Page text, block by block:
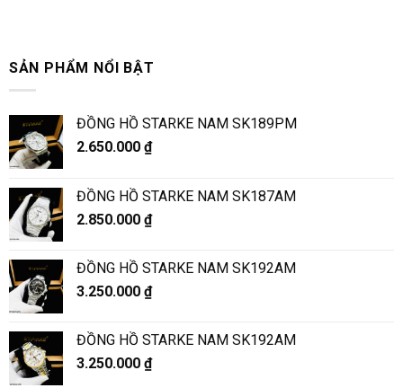
SẢN PHẨM NỔI BẬT
ĐỒNG HỒ STARKE NAM SK189PM
2.650.000 ₫
ĐỒNG HỒ STARKE NAM SK187AM
2.850.000 ₫
ĐỒNG HỒ STARKE NAM SK192AM
3.250.000 ₫
ĐỒNG HỒ STARKE NAM SK192AM
3.250.000 ₫